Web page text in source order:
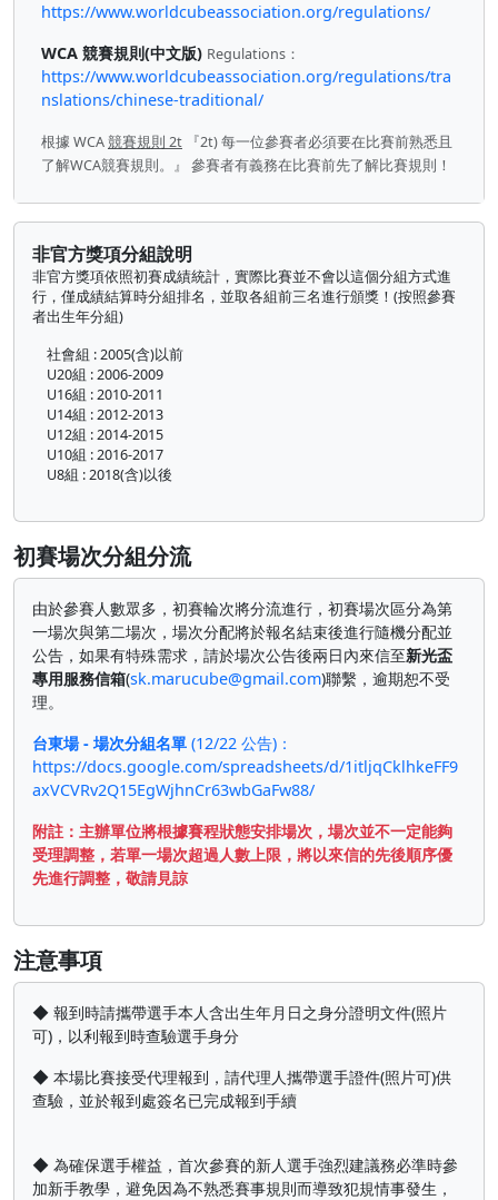
https://www.worldcubeassociation.org/regulations/
WCA 競賽規則(中文版) Regulations：
https://www.worldcubeassociation.org/regulations/tra
nslations/chinese-traditional/
根據 WCA競賽規則 2t 『2t) 每一位參賽者必須要在比賽前熟悉且
了解WCA競賽規則。』 參賽者有義務在比賽前先了解比賽規則！
非官方獎項分組說明
非官方獎項依照初賽成績統計，實際比賽並不會以這個分組方式進
行，僅成績結算時分組排名，並取各組前三名進行頒獎！(按照參賽
者出生年分組)
社會組 : 2005(含)以前
U20組 : 2006-2009
U16組 : 2010-2011
U14組 : 2012-2013
U12組 : 2014-2015
U10組 : 2016-2017
U8組 : 2018(含)以後
初賽場次分組分流
由於參賽人數眾多，初賽輪次將分流進行，初賽場次區分為第
一場次與第二場次，場次分配將於報名結束後進行隨機分配並
公告，如果有特殊需求，請於場次公告後兩日內來信至新光盃
專用服務信箱(sk.marucube@gmail.com)聯繫，逾期恕不受
理。
台東場 - 場次分組名單 (12/22 公告)：
https://docs.google.com/spreadsheets/d/1itljqCklhkeFF9
axVCVRv2Q15EgWjhnCr63wbGaFw88/
附註：主辦單位將根據賽程狀態安排場次，場次並不一定能夠
受理調整，若單一場次超過人數上限，將以來信的先後順序優
先進行調整，敬請見諒
注意事項
◆ 報到時請攜帶選手本人含出生年月日之身分證明文件(照片
可)，以利報到時查驗選手身分
◆ 本場比賽接受代理報到，請代理人攜帶選手證件(照片可)供
查驗，並於報到處簽名已完成報到手續
◆ 為確保選手權益，首次參賽的新人選手強烈建議務必準時參
加新手教學，避免因為不熟悉賽事規則而導致犯規情事發生，